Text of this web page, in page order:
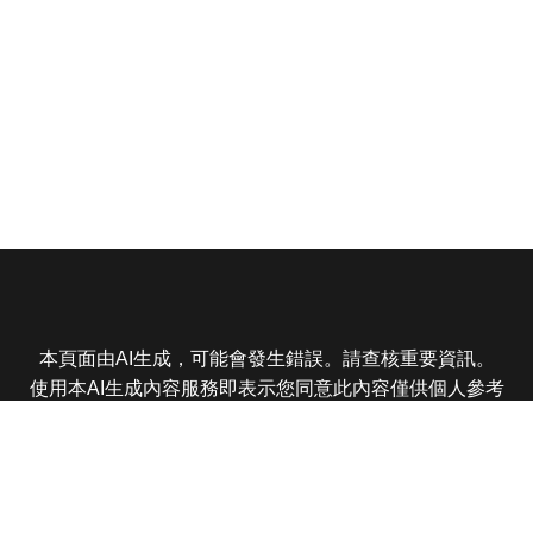
本頁面由AI生成，可能會發生錯誤。請查核重要資訊。
使用本AI生成內容服務即表示您同意此內容僅供個人參考